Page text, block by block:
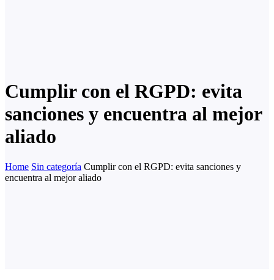
Cumplir con el RGPD: evita
sanciones y encuentra al mejor
aliado
Home Sin categoría Cumplir con el RGPD: evita sanciones y
encuentra al mejor aliado